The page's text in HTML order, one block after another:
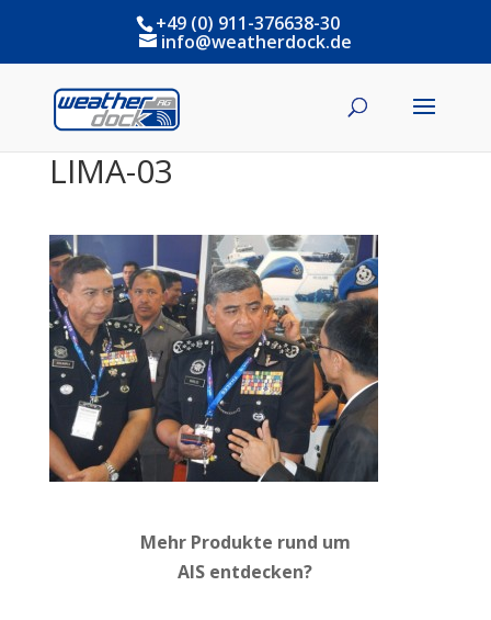
+49 (0) 911-376638-30
info@weatherdock.de
LIMA-03
Mehr Produkte rund um
AIS entdecken?